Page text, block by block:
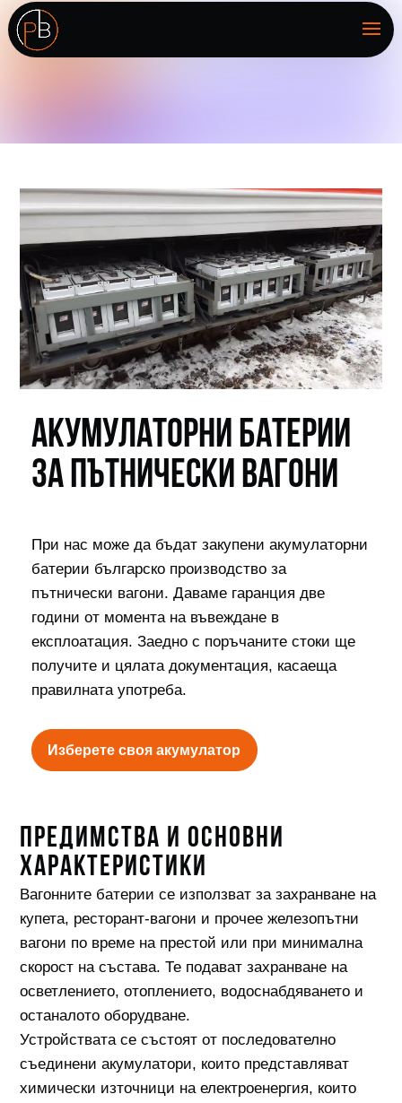
АКУМУЛАТОРНИ БАТЕРИИ
ЗА ПЪТНИЧЕСКИ ВАГОНИ
При нас може да бъдат закупени акумулаторни
батерии българско производство за
пътнически вагони. Даваме гаранция две
години от момента на въвеждане в
експлоатация. Заедно с поръчаните стоки ще
получите и цялата документация, касаеща
правилната употреба.
Изберете своя акумулатор
ПРЕДИМСТВА И ОСНОВНИ
ХАРАКТЕРИСТИКИ
Вагонните батерии се използват за захранване на
купета, ресторант-вагони и прочее железопътни
вагони по време на престой или при минимална
скорост на състава. Те подават захранване на
осветлението, отоплението, водоснабдяването и
останалото оборудване.
Устройствата се състоят от последователно
съединени акумулатори, които представляват
химически източници на електроенергия, които